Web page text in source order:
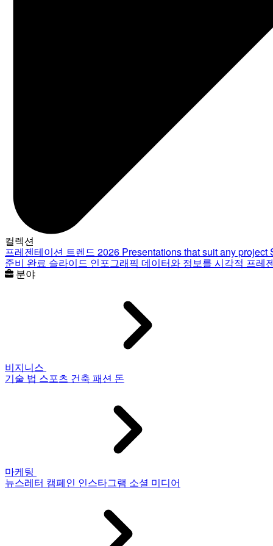
컬렉션
프레젠테이션 트렌드 2026 Presentations that suit any project
준비 완료 슬라이드 인포그래픽 데이터와 정보를 시각적 프레
분야
비지니스
기술 법 스포츠 건축 패션 돈
마케팅
뉴스레터 캠페인 인스타그램 소셜 미디어